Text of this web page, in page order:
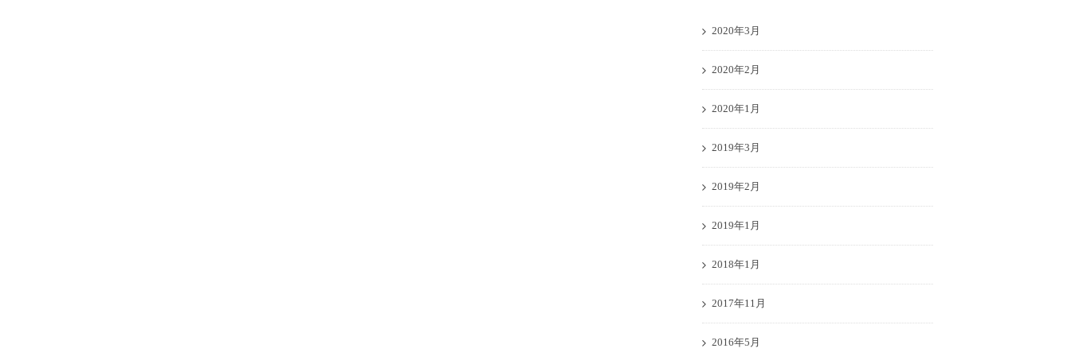
2020年3月
2020年2月
2020年1月
2019年3月
2019年2月
2019年1月
2018年1月
2017年11月
2016年5月